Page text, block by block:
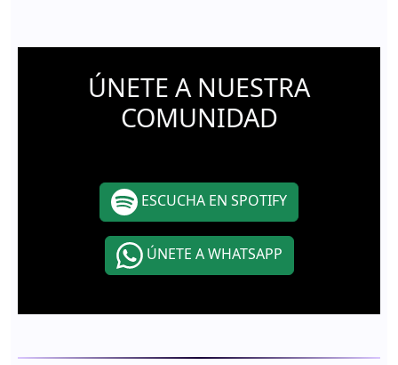
ÚNETE A NUESTRA
COMUNIDAD
ESCUCHA EN SPOTIFY
ÚNETE A WHATSAPP